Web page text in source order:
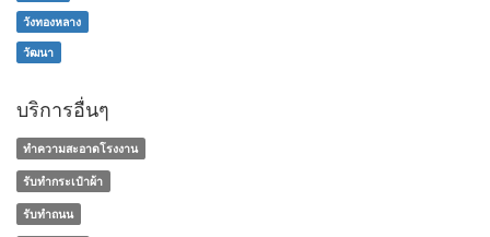
วังทองหลาง
วัฒนา
บริการอื่นๆ
ทำความสะอาดโรงงาน
รับทำกระเป๋าผ้า
รับทำถนน